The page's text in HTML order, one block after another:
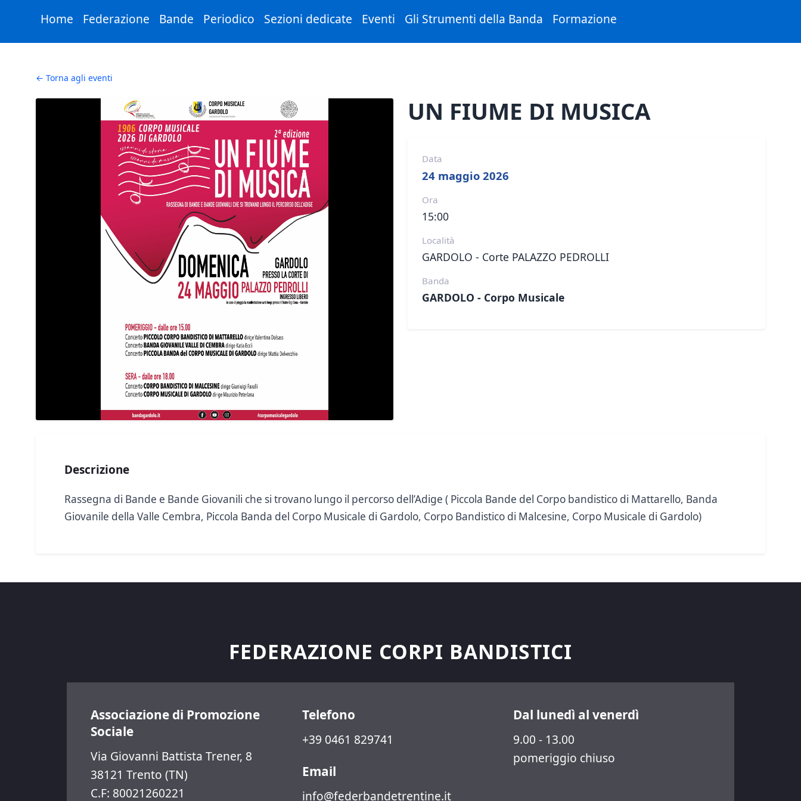
Home Federazione Bande Periodico Sezioni dedicate Eventi Gli Strumenti della Banda Formazione
← Torna agli eventi
UN FIUME DI MUSICA
Data
24 maggio 2026
Ora
15:00
Località
GARDOLO - Corte PALAZZO PEDROLLI
Banda
GARDOLO - Corpo Musicale
Descrizione
Rassegna di Bande e Bande Giovanili che si trovano lungo il percorso dell’Adige ( Piccola Bande del Corpo bandistico di Mattarello, Banda
Giovanile della Valle Cembra, Piccola Banda del Corpo Musicale di Gardolo, Corpo Bandistico di Malcesine, Corpo Musicale di Gardolo)
FEDERAZIONE CORPI BANDISTICI
Associazione di Promozione
Sociale
Via Giovanni Battista Trener, 8
38121 Trento (TN)
C.F: 80021260221
Telefono
+39 0461 829741
Email
info@federbandetrentine.it
Dal lunedì al venerdì
9.00 - 13.00
pomeriggio chiuso